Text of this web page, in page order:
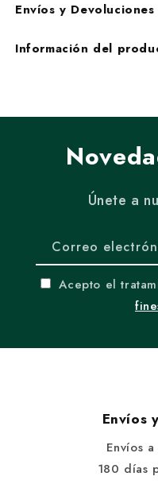
Envíos y Devoluciones
Información del
Únete a
Correo
Acepto el
Envíos
Envíos
180 días